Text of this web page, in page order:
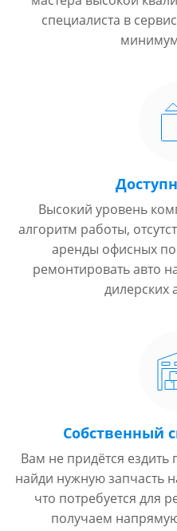
специалиста в
Высокий уровень
алгоритм работы,
аренды офисных
ремонтировать авто
дилерских
Собственный
Вам не придётся
найди нужную запчасть
что потребуется для
получаем